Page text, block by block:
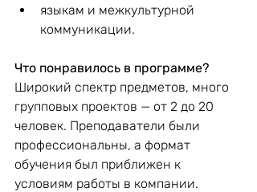
языкам и межкультурной
коммуникации.
Что понравилось в программе?
Широкий спектр предметов, много
групповых проектов — от 2 до 20
человек. Преподаватели были
профессиональны, а формат
обучения был приближен к
условиям работы в компании.